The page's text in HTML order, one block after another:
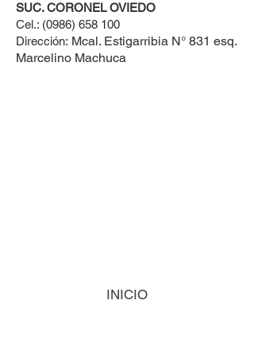
SUC. CORONEL OVIEDO
Cel.: (0986) 658 100
Dirección: Mcal. Estigarribia N° 831 esq.
Marcelino Machuca
INICIO